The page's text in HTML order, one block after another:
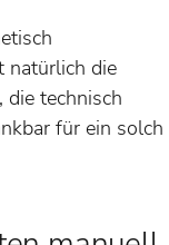
natürlich die
technisch
für ein solch